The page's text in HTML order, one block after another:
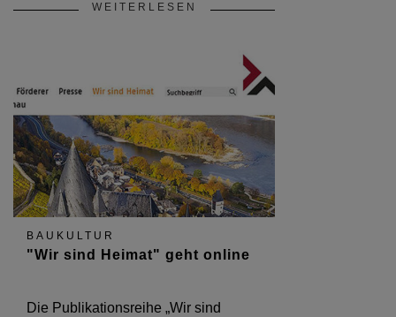
WEITERLESEN
BAUKULTUR
"Wir sind Heimat" geht online
Die Publikationsreihe „Wir sind